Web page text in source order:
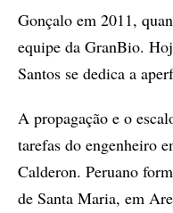
Gonçalo em 2011,
equipe da GranBio.
Santos se dedica a
A propagação e o
tarefas do engenheiro
Calderon. Peruano
de Santa Maria, em